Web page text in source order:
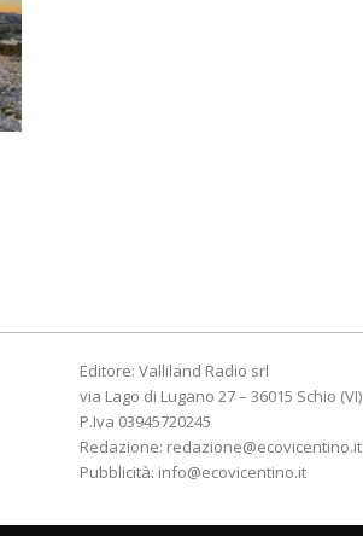
Editore: Valliland Radio srl
via Lago di Lugano 27 – 36015 Schio (VI)
P.Iva 03945720245
Redazione: redazione@ecovicentino.it
Pubblicità: info@ecovicentino.it